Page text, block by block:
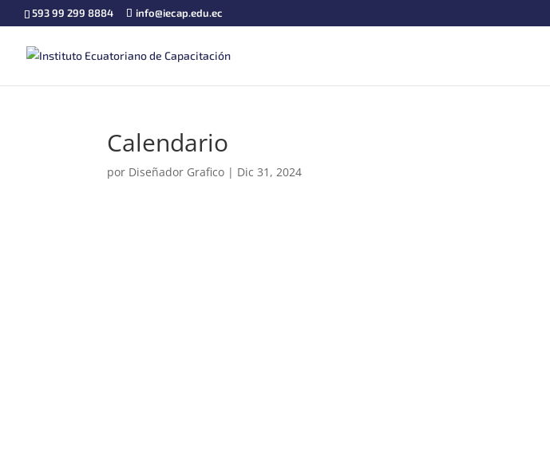
593 99 299 8884 info@iecap.edu.ec
Calendario
por Diseñador Grafico | Dic 31, 2024